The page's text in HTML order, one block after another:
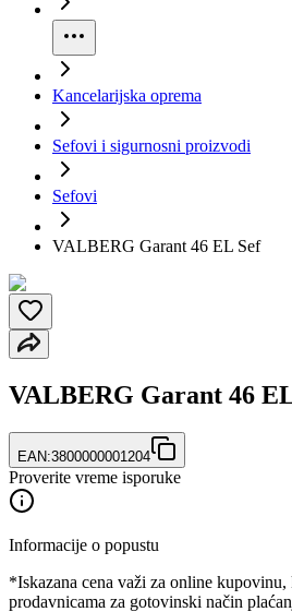
Kancelarijska oprema
Sefovi i sigurnosni proizvodi
Sefovi
VALBERG Garant 46 EL Sef
VALBERG Garant 46
EAN:3800000001204
Proverite vreme isporuke
Informacije o popustu
*Iskazana cena važi za online
prodavnicama za gotovinski način